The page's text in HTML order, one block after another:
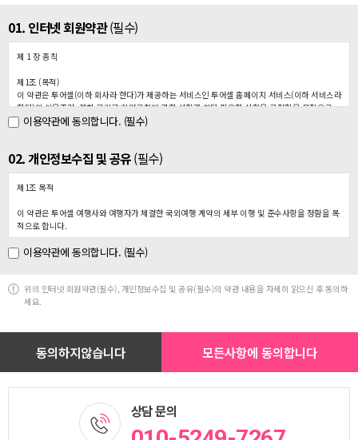
01. 인터넷 회원약관(필수)
제 1 장 총칙
제1조 (목적)
이 약관은 투어셀(이하 회사라 한다)가 제공하는 서비스인 투어셀 홈페이지 서비스(이하 서비스라
한다)의 이용조건, 절차 그리고 회원규칙에 관한 사항과 기타 필요한 사항을 규정함을 목적으로
합니다.
이 약관의 내용은 서비스 화면에 게시하거나 기타의 방법으로 회원에게 공지함으로서 효력을 발
생합니다. 회사는 이 규정을 변경할 수 있으며, 변경된 규정은 제1항과 같은 방법으로 공지함으로
서 효력을 발생합니다.
제 3 조 (약관의 준칙)
이 약관에 명시되지 않은 사항은 전기통신기본법, 전기통신사업법 및 기타관계법령의 규정에 따
릅니다.
제 4 조 (용어의 정의)
① 회원 : 회사와 서비스 이용계약을 체결한 자
② 아이디(ID) : 회원식별과 회원의 서비스 이용을 위하여 회원이 선정하고 회사가 승인한 문자와
하기 위하여 회원이 정한 문자와 숫자의 조합
⑤ 관리자 : 서비스의 전반적인 관리와 원활한 운영을 위하여 회사에서 선정한 사람
⑥ 해지 : 회사 또는 회원이 서비스 개통 후 이용계약을 해약 하는 것
⑦ 포인트 : 회사에서 제공하는 상품을 구입하거나 회사에서 제공하는 서비스를 이용함으로서 얻
게되는 가상의 통화단위로서 회사가 선별하여 제공
이용약관에 동의합니다. (필수)
02. 개인정보수집 및 공유(필수)
제1조 목적
이 약관은 투어셀 여행사와 여행자가 체결한 국외여행 계약의 세부 이행 및 준수사항을 정함을 목
적으로 합니다.
제2조 여행업자와 여행자 의무
2. 여행자는 안전하고 즐거운 여행을 위하여 여행자간 화합 도모 및 여행업자의 여행질서 유지에
적극 협조하여야 합니다.
시하는 여행
2. 희망 여행 : 여행자(개인 또는 단체)가 희망하는 여행 조건에 따라 여행업자가 운송·숙식·관광
등 여행에 관한 전반적인 계획을 수립하여 실시하는 여행
3. 해외여행 수속대행(이하 수속대행계약이라 함) : 여행업자가 여행자로부터 소정의 수속대행요
이용약관에 동의합니다. (필수)
위의 인터넷 회원약관(필수), 개인정보수집 및 공유(필수)의 약관 내용을 자세히 읽으신 후 동의하
세요.
상담 문의